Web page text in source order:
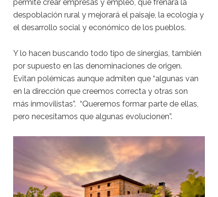
permite crear empresas y empleo, que frenará la
despoblación rural y mejorará el paisaje, la ecología y
el desarrollo social y económico de los pueblos.
Y lo hacen buscando todo tipo de sinergias, también
por supuesto en las denominaciones de origen.
Evitan polémicas aunque admiten que “algunas van
en la dirección que creemos correcta y otras son
más inmovilistas”. “Queremos formar parte de ellas,
pero necesitamos que algunas evolucionen”.